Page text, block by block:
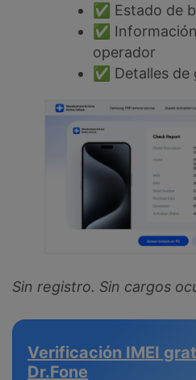
✅ Estado de
✅
operador
✅ Detalles de
Sin registro. Sin cargos
Verificación IMEI
Dr.Fone